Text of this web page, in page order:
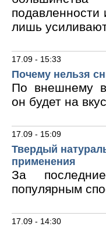
лишь
17.09 - 15:33
Почему нельзя
По внешнему
он будет на
17.09 - 15:09
Твердый
применения
За
популярным
17.09 - 14:30